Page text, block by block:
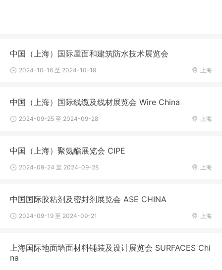
中国（上海）国际屋面和建筑防水技术展览会
上海
2024-10-16 至 2024-10-19
中国（上海）国际线缆及线材展览会 Wire China
上海
2024-09-25 至 2024-09-28
中国（上海）聚氨酯展览会 CIPE
上海
2024-09-24 至 2024-09-28
中国国际胶粘剂及密封剂展览会 ASE CHINA
上海
2024-09-19 至 2024-09-21
上海国际地面墙面材料铺装及设计展览会 SURFACES Chi
na